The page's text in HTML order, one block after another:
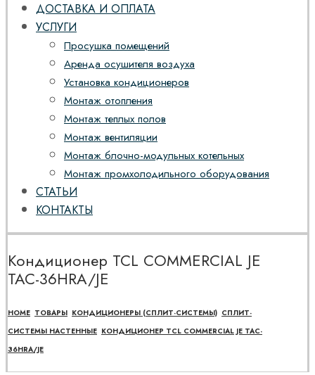
ДОСТАВКА И ОПЛАТА
УСЛУГИ
Просушка помещений
Аренда осушителя воздуха
Установка кондиционеров
Монтаж отопления
Монтаж теплых полов
Монтаж вентиляции
Монтаж блочно-модульных котельных
Монтаж промхолодильного оборудования
СТАТЬИ
КОНТАКТЫ
Кондиционер TCL COMMERCIAL JE
TAC-36HRA/JE
HOME ТОВАРЫ КОНДИЦИОНЕРЫ (СПЛИТ-СИСТЕМЫ) СПЛИТ-
СИСТЕМЫ НАСТЕННЫЕ КОНДИЦИОНЕР TCL COMMERCIAL JE TAC-
36HRA/JE